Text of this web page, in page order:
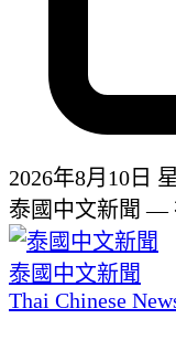
2026年8月10日
泰國中文新聞 —
泰國中文新聞
Thai Chinese